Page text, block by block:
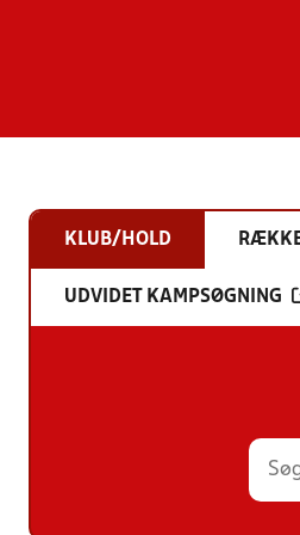
KLUB/HOLD
UDVIDET KAMPSØGNING